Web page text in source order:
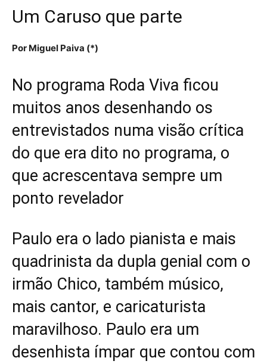
Um Caruso que parte
Por Miguel Paiva (*)
No programa Roda Viva ficou
muitos anos desenhando os
entrevistados numa visão crítica
do que era dito no programa, o
que acrescentava sempre um
ponto revelador
Paulo era o lado pianista e mais
quadrinista da dupla genial com o
irmão Chico, também músico,
mais cantor, e caricaturista
maravilhoso. Paulo era um
desenhista ímpar que contou com